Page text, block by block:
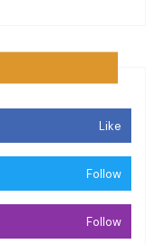
Like
Follow
Follow